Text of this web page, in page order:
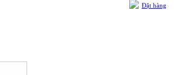
Đặt hàng